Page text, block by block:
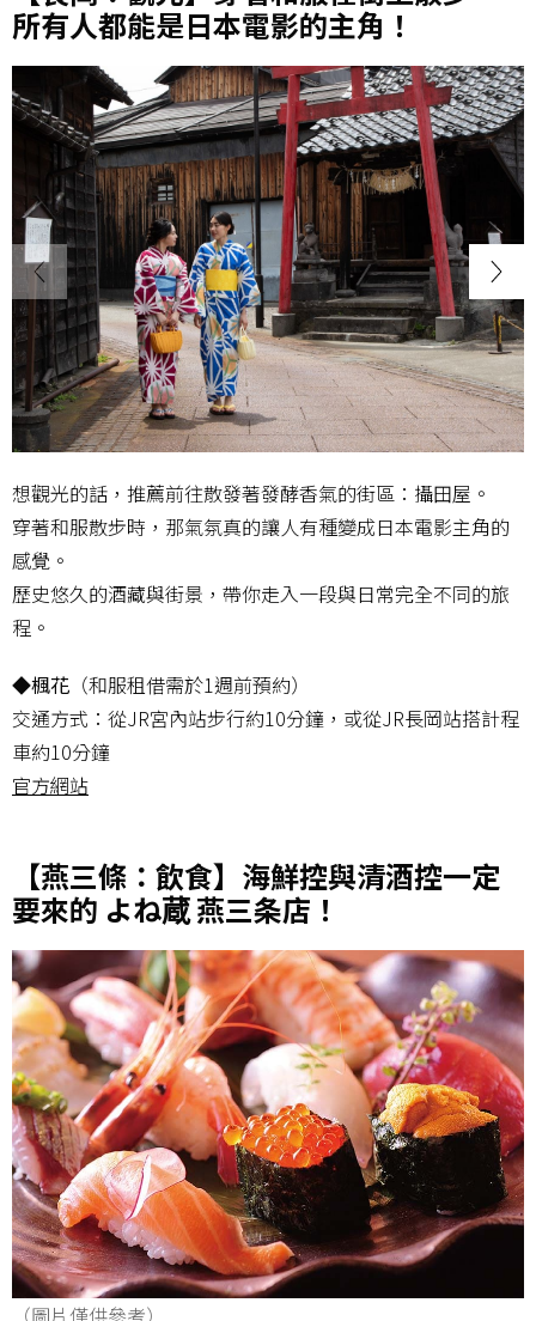
所有人都能是日本電影的主角！
想觀光的話，推薦前往散發著發酵香氣的街區：攝田屋。
穿著和服散步時，那氣氛真的讓人有種變成日本電影主角的
感覺。
歷史悠久的酒藏與街景，帶你走入一段與日常完全不同的旅
程。
◆楓花 （和服租借需於1週前預約）
交通方式：從JR宮內站步行約10分鐘，或從JR長岡站搭計程
車約10分鐘
官方網站
【燕三條：飲食】海鮮控與清酒控一定
要來的 よね蔵 燕三条店！
（圖片僅供參考）